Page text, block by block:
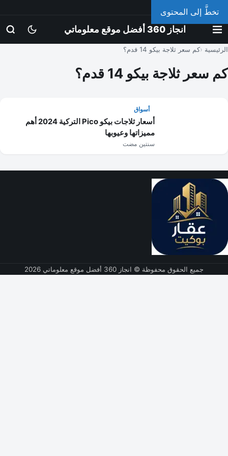
تخطَّ إلى المحتوى
الجمعة، 7 أغسطس 2026
انجاز 360 أفضل موقع معلوماتي
الرئيسية كم سعر ثلاجة بيكو 14 قدم؟
كم سعر ثلاجة بيكو 14 قدم؟
أسواق
أسعار ثلاجات بيكو Pico التركية 2024 أهم
مميزاتها وعيوبها
سنتين مضت
جميع الحقوق محفوظة © انجاز 360 أفضل موقع معلوماتي 2026